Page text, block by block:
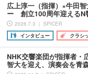
広上淳一（指揮）×牛田
ー 創立100周年迎えるN
2026.7.3 ｜ SPICER
インタビュー
クラシ
NHK交響楽団が指揮者・
智大を迎え、演奏会を青